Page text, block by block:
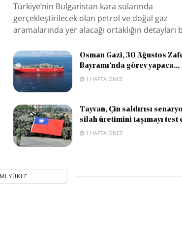
Türkiye’nin Bulgaristan kara sularında
gerçekleştirilecek olan petrol ve doğal gaz
aramalarında yer alacağı ortaklığın detayları
Osman Gazi, 30 Ağustos
Bayramı’nda görev yapaca...
1 HAFTA ÖNCE
Tayvan, Çin saldırısı
silah üretimini taşımayı test
1 HAFTA ÖNCE
YÜKLE